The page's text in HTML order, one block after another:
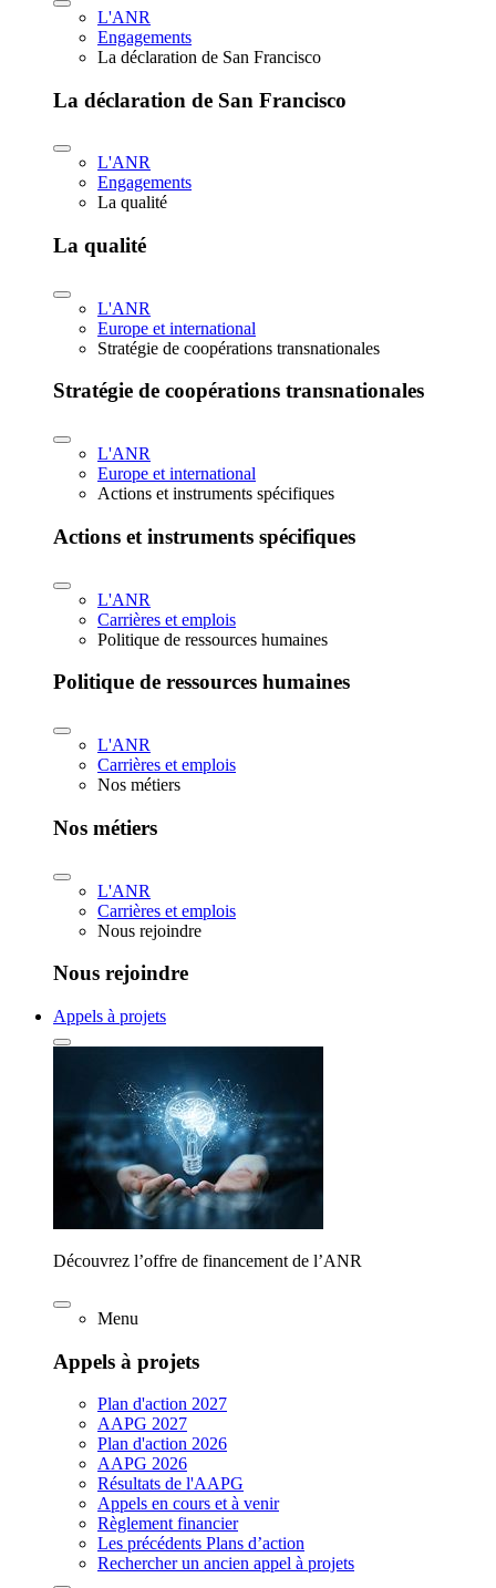
L'ANR
Engagements
La déclaration de San Francisco
La déclaration de San Francisco
L'ANR
Engagements
La qualité
La qualité
L'ANR
Europe et international
Stratégie de coopérations transnationales
Stratégie de coopérations transnationales
L'ANR
Europe et international
Actions et instruments spécifiques
Actions et instruments spécifiques
L'ANR
Carrières et emplois
Politique de ressources humaines
Politique de ressources humaines
L'ANR
Carrières et emplois
Nos métiers
Nos métiers
L'ANR
Carrières et emplois
Nous rejoindre
Nous rejoindre
Appels à projets
Découvrez l’offre de financement de l’ANR
Menu
Appels à projets
Plan d'action 2027
AAPG 2027
Plan d'action 2026
AAPG 2026
Résultats de l'AAPG
Appels en cours et à venir
Règlement financier
Les précédents Plans d’action
Rechercher un ancien appel à projets